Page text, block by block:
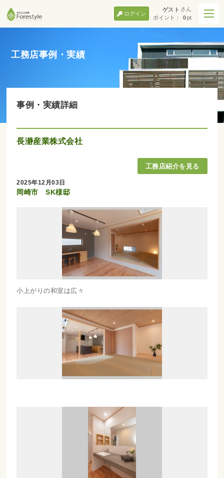
ゲスト さん
ポイント：
0pt
ログイン
工務店事例・実績
事例・実績詳細
長瀞産業株式会社
2025年12月03日
岡崎市 SK様邸
小上がりの和室は広々